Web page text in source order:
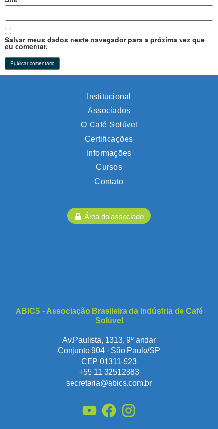
Salvar meus dados neste navegador para a próxima vez que
eu comentar.
Institucional
Associados
O Café Solúvel
Certificações
Informações
Cursos
Contato
Área do associado
ABICS - Associação Brasileira da Indústria de Café
Solúvel
Av.Paulista, 1313, 9º andar
Conjunto 904 · São Paulo/SP
CEP 01311-923
+55 11 32512883
secretaria@abics.com.br